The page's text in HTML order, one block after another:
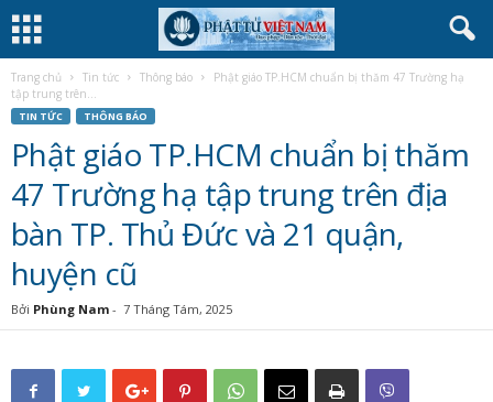
Trang chủ Tin tức Thông báo
Phật giáo TP.HCM chuẩn bị thăm 47 Trường hạ
tập trung trên...
TIN TỨC THÔNG BÁO
Phật giáo TP.HCM chuẩn bị thăm
47 Trường hạ tập trung trên địa
bàn TP. Thủ Đức và 21 quận,
huyện cũ
Bởi Phùng Nam - 7 Tháng Tám, 2025